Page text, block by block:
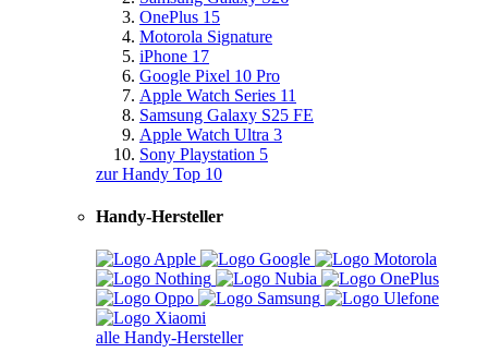
OnePlus 15
Motorola Signature
iPhone 17
Google Pixel 10 Pro
Apple Watch Series 11
Samsung Galaxy S25 FE
Apple Watch Ultra 3
Sony Playstation 5
zur Handy Top 10
Handy-Hersteller
alle Handy-Hersteller